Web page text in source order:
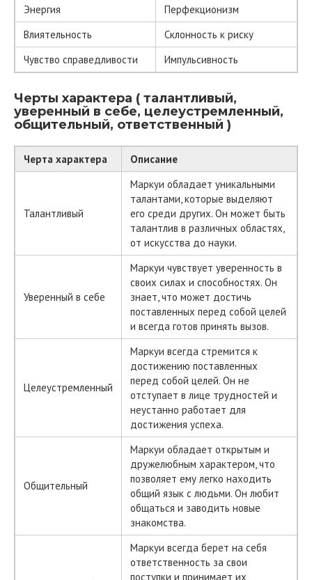
Энергия
Перфекционизм
Влиятельность
Склонность к риску
Чувство справедливости
Импульсивность
Черты характера ( талантливый,
уверенный в себе, целеустремленный,
общительный, ответственный )
Черта характера Описание
Талантливый
Маркуи обладает уникальными
талантами, которые выделяют
его среди других. Он может быть
талантлив в различных областях,
от искусства до науки.
Уверенный в себе
Маркуи чувствует уверенность в
своих силах и способностях. Он
знает, что может достичь
поставленных перед собой целей
и всегда готов принять вызов.
Целеустремленный
Маркуи всегда стремится к
достижению поставленных
перед собой целей. Он не
отступает в лице трудностей и
неустанно работает для
достижения успеха.
Общительный
Маркуи обладает открытым и
дружелюбным характером, что
позволяет ему легко находить
общий язык с людьми. Он любит
общаться и заводить новые
знакомства.
Маркуи всегда берет на себя
ответственность за свои
поступки и принимает их